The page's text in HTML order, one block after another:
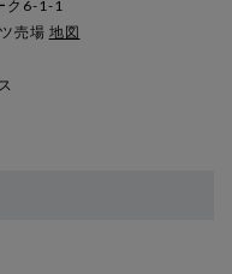
6-1-1
売場 地図